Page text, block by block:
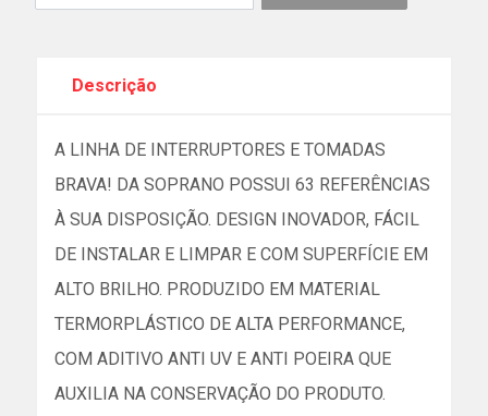
Descrição
A LINHA DE INTERRUPTORES E TOMADAS
BRAVA! DA SOPRANO POSSUI 63 REFERÊNCIAS
À SUA DISPOSIÇÃO. DESIGN INOVADOR, FÁCIL
DE INSTALAR E LIMPAR E COM SUPERFÍCIE EM
ALTO BRILHO. PRODUZIDO EM MATERIAL
TERMORPLÁSTICO DE ALTA PERFORMANCE,
COM ADITIVO ANTI UV E ANTI POEIRA QUE
AUXILIA NA CONSERVAÇÃO DO PRODUTO.